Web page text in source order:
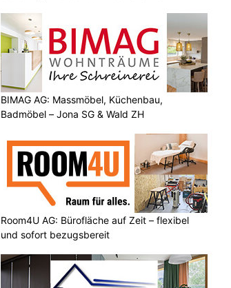
BIMAG AG: Massmöbel, Küchenbau,
Badmöbel – Jona SG & Wald ZH
Room4U AG: Bürofläche auf Zeit – flexibel
und sofort bezugsbereit